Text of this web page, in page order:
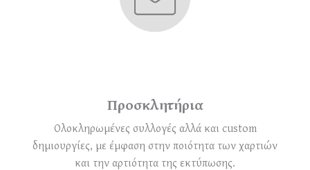
Προσκλητήρια
Ολοκληρωμένες συλλογές αλλά και custom
δημιουργίες, με έμφαση στην ποιότητα των χαρτιών
και την αρτιότητα της εκτύπωσης.